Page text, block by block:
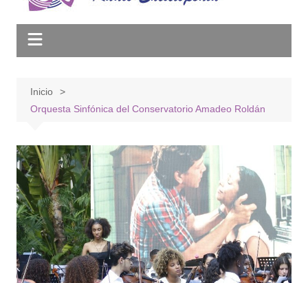
Inicio
Orquesta Sinfónica del Conservatorio Amadeo Roldán